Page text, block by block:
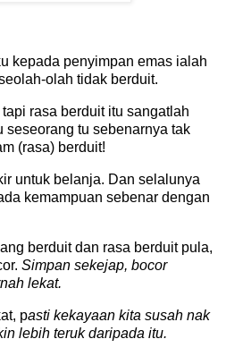
kepada penyimpan emas ialah
olah tidak berduit.
rasa berduit itu sangatlah
seseorang tu sebenarnya tak
(rasa) berduit!
untuk belanja. Dan selalunya
kemampuan sebenar dengan
berduit dan rasa berduit pula,
Simpan sekejap, bocor
lekat.
pasti kekayaan kita susah nak
lebih teruk daripada itu.